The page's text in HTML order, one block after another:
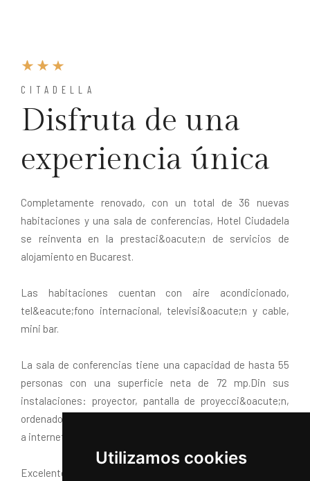
Utilizamos cookies
CITADELLA
Disfruta de una
experiencia única
Completamente renovado, con un total de 36 nuevas
habitaciones y una sala de conferencias, Hotel Ciudadela
se reinventa en la prestaci&oacute;n de servicios de
alojamiento en Bucarest.
Las habitaciones cuentan con aire acondicionado,
tel&eacute;fono internacional, televisi&oacute;n y cable,
mini bar.
La sala de conferencias tiene una capacidad de hasta 55
personas con una superficie neta de 72 mp.Din sus
instalaciones: proyector, pantalla de proyecci&oacute;n,
ordenador port&aacute;til, TV, aire acondicionado, acceso
a internet, etc.
Excelentes condiciones para reuniones de negocios o